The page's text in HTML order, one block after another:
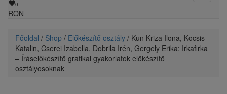
0
RON
Főoldal / Shop / Előkészítő osztály / Kun Kriza Ilona, Kocsis
Katalin, Cserei Izabella, Dobrila Irén, Gergely Erika: Irkafirka
– Íráselőkészítő grafikai gyakorlatok előkészítő
osztályosoknak